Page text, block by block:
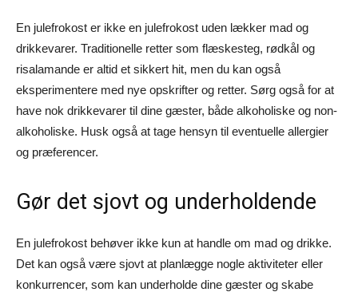
En julefrokost er ikke en julefrokost uden lækker mad og
drikkevarer. Traditionelle retter som flæskesteg, rødkål og
risalamande er altid et sikkert hit, men du kan også
eksperimentere med nye opskrifter og retter. Sørg også for at
have nok drikkevarer til dine gæster, både alkoholiske og non-
alkoholiske. Husk også at tage hensyn til eventuelle allergier
og præferencer.
Gør det sjovt og underholdende
En julefrokost behøver ikke kun at handle om mad og drikke.
Det kan også være sjovt at planlægge nogle aktiviteter eller
konkurrencer, som kan underholde dine gæster og skabe